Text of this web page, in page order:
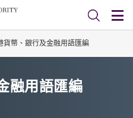
貨幣、銀行及金融用語匯編
融用語匯編